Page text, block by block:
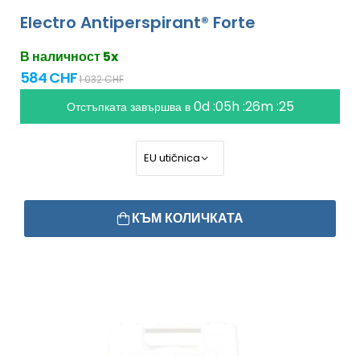
Electro Antiperspirant® Forte
В наличност 5x
584 CHF1 032 CHF
Отстъпката завършва в 0d :05h :26m :24
КЪМ КОЛИЧКАТА